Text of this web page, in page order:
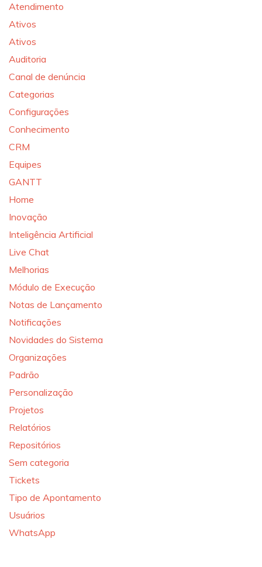
Atendimento
Ativos
Ativos
Auditoria
Canal de denúncia
Categorias
Configurações
Conhecimento
CRM
Equipes
GANTT
Home
Inovação
Inteligência Artificial
Live Chat
Melhorias
Módulo de Execução
Notas de Lançamento
Notificações
Novidades do Sistema
Organizações
Padrão
Personalização
Projetos
Relatórios
Repositórios
Sem categoria
Tickets
Tipo de Apontamento
Usuários
WhatsApp